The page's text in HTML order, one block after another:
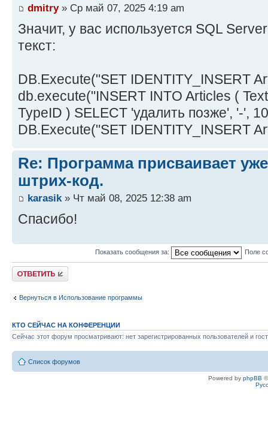
dmitry» Ср май 07, 2025 4:19 am
Значит, у вас используется SQL
текст:
DB.Execute("SET IDENTITY_INSERT
db.execute("INSERT INTO Articles (
TypeID ) SELECT 'удалить позже', '-',
DB.Execute("SET IDENTITY_INSERT
Re: Программа присваивает
штрих-код.
karasik» Чт май 08, 2025 12:38 am
Спасибо!
Показать сообщения за: Поле
Ответить
Вернуться в Использование программы
КТО СЕЙЧАС НА КОНФЕРЕНЦИИ
Сейчас этот форум просматривают: нет зарегистрированных пользователей и
Список форумов
Powered by phpBB